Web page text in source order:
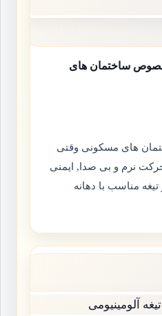
ساختمان های
های مسکونی وقتی
نرم و بی صدا, ایمنی
مناسب با دهانه